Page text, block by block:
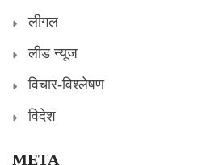
लीगल
लीड न्यूज
विचार-विश्लेषण
विदेश
META